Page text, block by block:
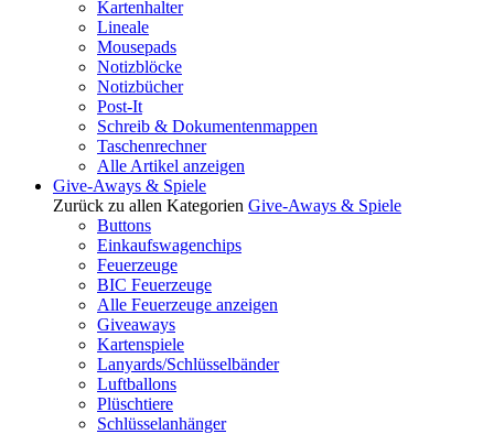
Kartenhalter
Lineale
Mousepads
Notizblöcke
Notizbücher
Post-It
Schreib & Dokumentenmappen
Taschenrechner
Alle Artikel anzeigen
Give-Aways & Spiele
Zurück zu allen Kategorien Give-Aways & Spiele
Buttons
Einkaufswagenchips
Feuerzeuge
BIC Feuerzeuge
Alle Feuerzeuge anzeigen
Giveaways
Kartenspiele
Lanyards/Schlüsselbänder
Luftballons
Plüschtiere
Schlüsselanhänger